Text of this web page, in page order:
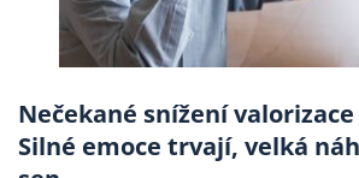
Nečekané snížení
Silné emoce trvají, velká